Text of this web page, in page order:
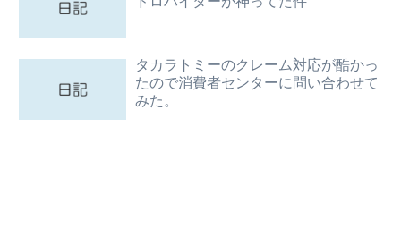
タカラトミーのクレーム対応が酷かっ
たので消費者センターに問い合わせて
みた。